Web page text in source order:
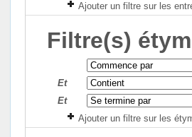
Ajouter un filtre sur les
Filtre(s)
Et
Et
Ajouter un filtre sur les